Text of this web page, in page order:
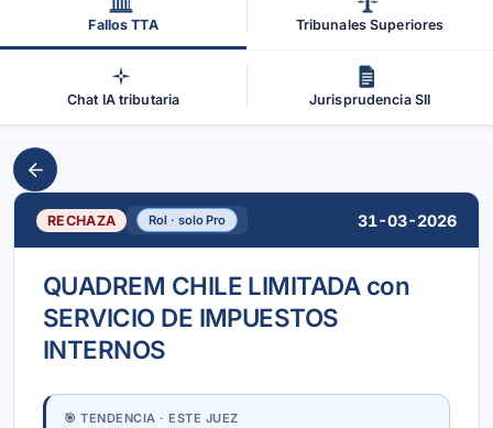
Fallos TTA Tribunales Superiores
Chat IA tributaria Jurisprudencia SII
RECHAZA Rol · solo Pro 31-03-2026
QUADREM CHILE LIMITADA con
SERVICIO DE IMPUESTOS
INTERNOS
🎯 TENDENCIA · ESTE JUEZ